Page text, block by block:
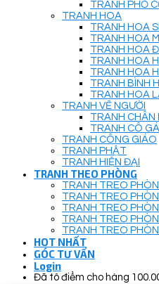
TRANH PHỐ
TRANH HOA
TRANH HOA
TRANH HOA
TRANH HOA
TRANH HOA
TRANH HOA
TRANH BÌNH
TRANH HOA
TRANH VẼ NGƯỜI
TRANH CHÂN
TRANH CÔ GÁI
TRANH CÔNG GIÁO
TRANH PHẬT
TRANH HIỆN ĐẠI
TRANH THEO PHÒNG
TRANH TREO
TRANH TREO
TRANH TREO
TRANH TREO
TRANH TREO
HOT NHẤT
GÓC TƯ VẤN
Login
Đã tô điểm cho hàng